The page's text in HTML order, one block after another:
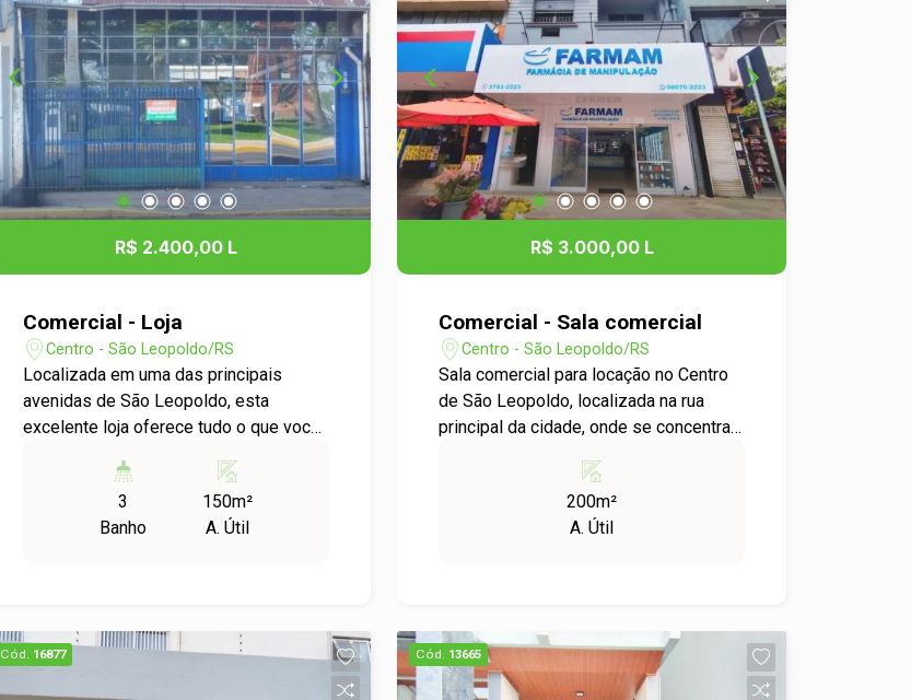
R$ 2.400,00 L
Comercial - Loja
Centro - São Leopoldo/RS
Localizada em uma das principais
avenidas de São Leopoldo, esta
excelente loja oferece tudo o que você
Com duas amplas salas, o espaço
conta com pé direito alto e 150m²
proporcionando uma sensação de
garantindo segurança e excelente
visibilidade para destacar seu
empreendimento. Além disso, a loja
3
Banho
150m²
A. Útil
R$ 3.000,00 L
Comercial - Sala comercial
Centro - São Leopoldo/RS
Sala comercial para locação no Centro
de São Leopoldo, localizada na rua
principal da cidade, onde se concentra
pedestres, garantindo excelente
visibilidade e fácil acesso. Situada no
segundo andar, esta sala é ampla, bem
escritórios, consultórios, estúdios ou
prestação de serviços em geral. O
espaço oferece ótimo potencial para
200m²
A. Útil
Cód. 16877 Cód. 13665